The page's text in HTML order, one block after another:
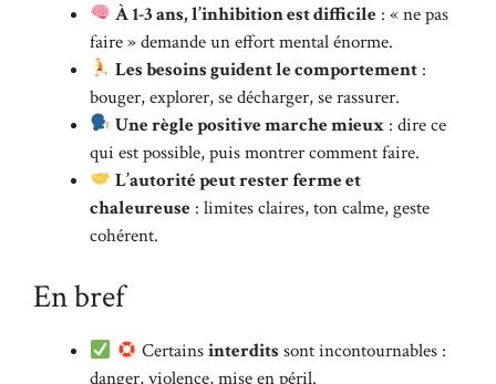
À 1-3 ans, l’inhibition est difficile : « ne pas
faire » demande un effort mental énorme.
Les besoins guident le comportement :
bouger, explorer, se décharger, se rassurer.
Une règle positive marche mieux : dire ce
qui est possible, puis montrer comment faire.
L’autorité peut rester ferme et
chaleureuse : limites claires, ton calme, geste
cohérent.
En bref
Certainsinterdits sont incontournables :
danger, violence, mise en péril.